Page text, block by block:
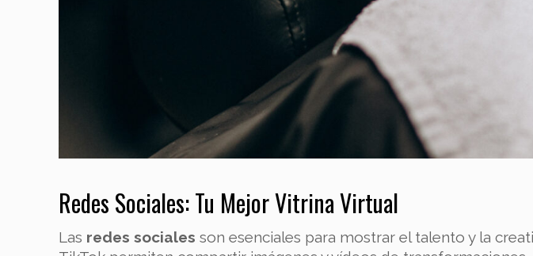
Redes Sociales: Tu Mejor Vitrina Virtual
Las redes sociales son esenciales para mostrar el talento y la